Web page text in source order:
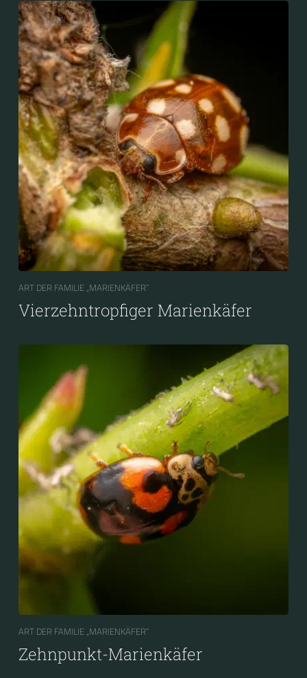
ART DER FAMILIE „MARIENKÄFER“
Vierzehntropfiger Marienkäfer
ART DER FAMILIE „MARIENKÄFER“
Zehnpunkt-Marienkäfer